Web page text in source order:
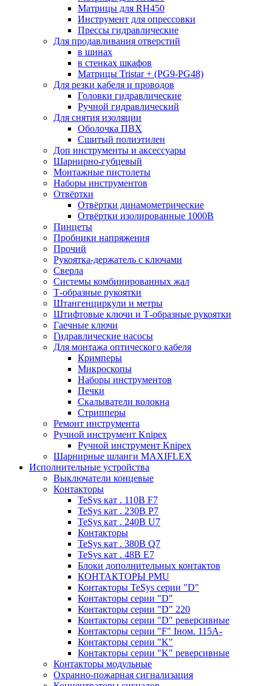
Матрицы для RH450
Инструмент для опрессовки
Прессы гидравлические
Для продавливания отверстий
в шинах
в стенках шкафов
Матрицы Tristar + (PG9-PG48)
Для резки кабеля и проводов
Головки гидравлические
Ручной гидравлический
Для снятия изоляции
Оболочка ПВХ
Сшитый полиэтилен
Доп инструменты и аксессуары
Шарнирно-губцевый
Монтажные пистолеты
Наборы инструментов
Отвёртки
Отвёртки динамометрические
Отвёртки изолированные 1000В
Пинцеты
Пробники напряжения
Прочий
Рукоятка-держатель с ключами
Сверла
Системы комбинированных жал
Т-образные рукоятки
Штангенциркули и метры
Штифтовые ключи и Т-образные рукоятки
Гаечные ключи
Гидравлические насосы
Для монтажа оптического кабеля
Кримперы
Микроскопы
Наборы инструментов
Печки
Скалыватели волокна
Стрипперы
Ремонт инструмента
Ручной инструмент Knipex
Ручной инструмент Knipex
Шарнирные шланги MAXIFLEX
Исполнительные устройства
Выключатели концевые
Контакторы
TeSys кат . 110В F7
TeSys кат . 230В P7
TeSys кат . 240В U7
Контакторы
TeSys кат . 380В Q7
TeSys кат . 48В E7
Блоки дополнительных контактов
КОНТАКТОРЫ PMU
Контакторы TeSys серии "D"
Контакторы серии "D"
Контакторы серии "D" 220
Контакторы серии "D" реверсивные
Контакторы серии "F" Iном. 115А-
Контакторы серии "K"
Контакторы серии "K" реверсивные
Контакторы модульные
Охранно-пожарная сигнализация